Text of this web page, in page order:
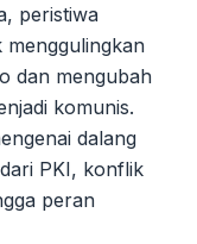
peristiwa
dan mengubah
komunis.
dalang
PKI, konflik
peran